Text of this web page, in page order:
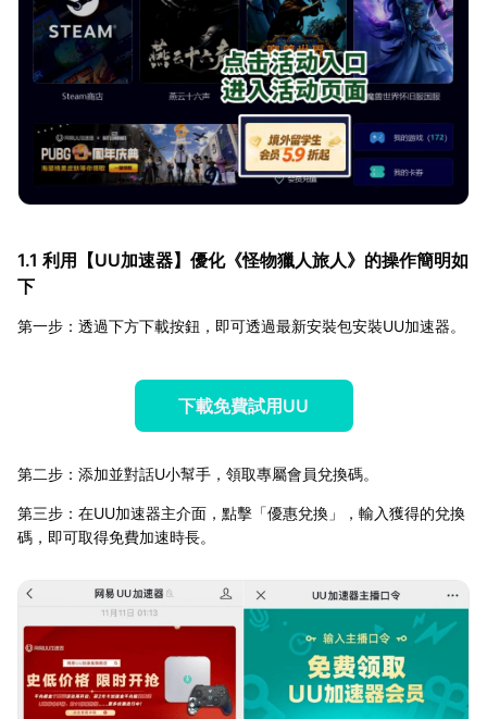
1.1 利用【UU加速器】優化《怪物獵人旅人》的操作簡明如
下
第一步：透過下方下載按鈕，即可透過最新安裝包安裝UU加速器。
下載免費試用UU
第二步：添加並對話U小幫手，領取專屬會員兌換碼。
第三步：在UU加速器主介面，點擊「優惠兌換」，輸入獲得的兌換
碼，即可取得免費加速時長。